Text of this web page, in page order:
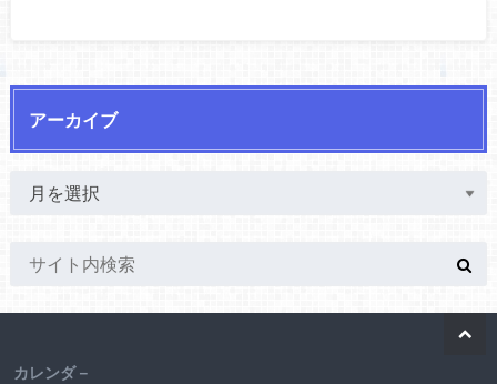
アーカイブ
カレンダ－